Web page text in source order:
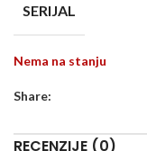
SERIJAL
Nema na stanju
Share:
RECENZIJE (0)